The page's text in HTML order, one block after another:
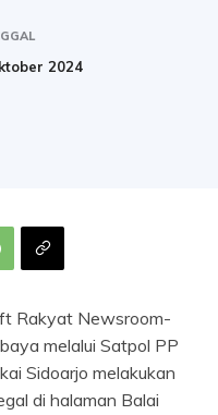
2024
Rakyat Newsroom-
melalui Satpol PP
Sidoarjo melakukan
di halaman Balai